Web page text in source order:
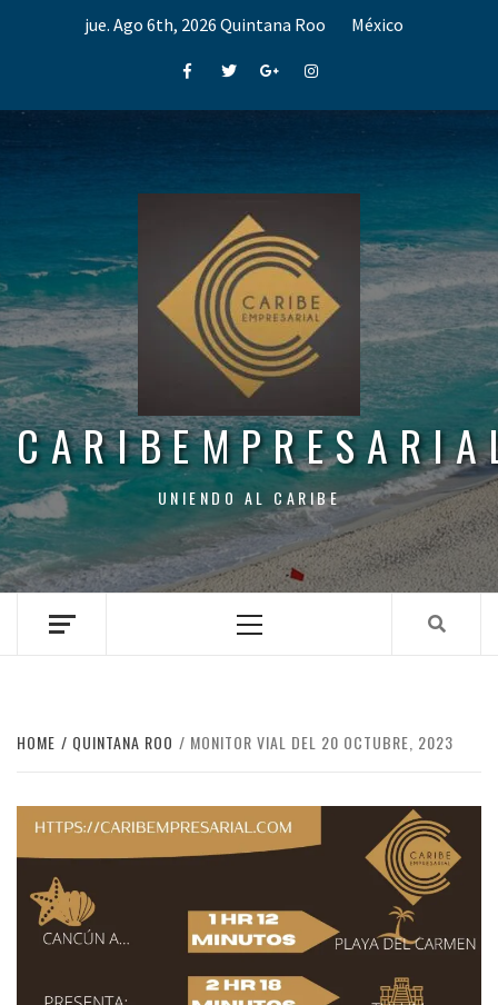
jue. Ago 6th, 2026 Quintana Roo México
FacebookTwitterGoogle+Instagram
UNIENDO AL CARIBE
Menu
HOME QUINTANA ROO MONITOR VIAL DEL 20 OCTUBRE, 2023